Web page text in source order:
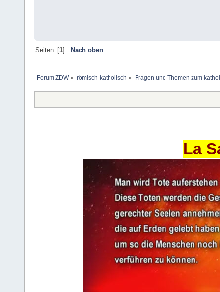
Seiten: [1] Nach oben
Forum ZDW» römisch-katholisch » Fragen und Themen zum
La